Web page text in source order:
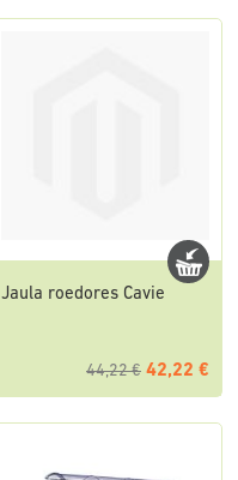
Jaula roedores Cavie
44,22 € 42,22 €